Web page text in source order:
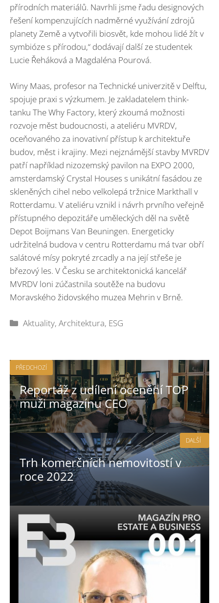
přírodních materiálů. Navrhli jsme řadu designových
řešení kompenzujících nadměrné využívání zdrojů
planety Země a vytvořili biosvět, kde mohou lidé žít v
symbióze s přírodou,“ dodávají další ze studentek
Lucie Řeháková a Magdaléna Pourová.
Winy Maas, profesor na Technické univerzitě v Delftu,
spojuje praxi s výzkumem. Je zakladatelem think-
tanku The Why Factory, který zkoumá možnosti
rozvoje měst budoucnosti, a ateliéru MVRDV,
oceňovaného za inovativní přístup k architektuře
budov, měst i krajiny. Mezi nejznámější stavby MVRDV
patří například nizozemský pavilon na EXPO 2000,
amsterdamský Crystal Houses s unikátní fasádou ze
skleněných cihel nebo velkolepá tržnice Markthall v
Rotterdamu. V ateliéru vznikl i návrh prvního veřejně
přístupného depozitáře uměleckých děl na světě
Depot Boijmans Van Beuningen. Energeticky
udržitelná budova v centru Rotterdamu má tvar obří
salátové mísy pokryté zrcadly a na její střeše je
březový les. V Česku se architektonická kancelář
MVRDV loni zúčastnila soutěže na budovu
Moravského židovského muzea Mehrin v Brně.
Rubriky
Aktuality,Architektura, ESG
PŘEDCHOZÍ
Reportáž z udílení ocenění TOP
muži magazínu CEO
Trh komerčních nemovitostí v
roce 2022
DALŠÍ